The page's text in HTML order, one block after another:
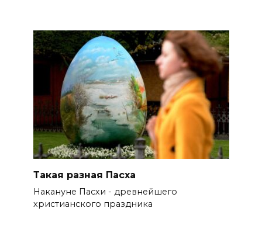
Такая разная Пасха
Накануне Пасхи - древнейшего
христианского праздника